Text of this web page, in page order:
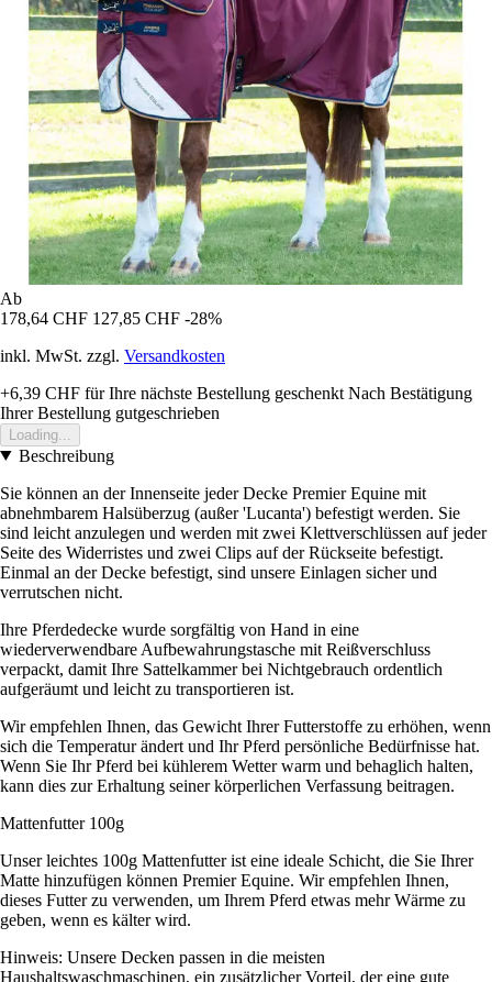
Ab
178,64 CHF 127,85 CHF -28%
inkl. MwSt. zzgl. Versandkosten
+6,39 CHF für Ihre nächste Bestellung geschenkt Nach Bestätigung
Ihrer Bestellung gutgeschrieben
Loading...
Beschreibung
Sie können an der Innenseite jeder Decke Premier Equine mit
abnehmbarem Halsüberzug (außer 'Lucanta') befestigt werden. Sie
sind leicht anzulegen und werden mit zwei Klettverschlüssen auf jeder
Seite des Widerristes und zwei Clips auf der Rückseite befestigt.
Einmal an der Decke befestigt, sind unsere Einlagen sicher und
verrutschen nicht.
Ihre Pferdedecke wurde sorgfältig von Hand in eine
wiederverwendbare Aufbewahrungstasche mit Reißverschluss
verpackt, damit Ihre Sattelkammer bei Nichtgebrauch ordentlich
aufgeräumt und leicht zu transportieren ist.
Wir empfehlen Ihnen, das Gewicht Ihrer Futterstoffe zu erhöhen, wenn
sich die Temperatur ändert und Ihr Pferd persönliche Bedürfnisse hat.
Wenn Sie Ihr Pferd bei kühlerem Wetter warm und behaglich halten,
kann dies zur Erhaltung seiner körperlichen Verfassung beitragen.
Mattenfutter 100g
Unser leichtes 100g Mattenfutter ist eine ideale Schicht, die Sie Ihrer
Matte hinzufügen können Premier Equine. Wir empfehlen Ihnen,
dieses Futter zu verwenden, um Ihrem Pferd etwas mehr Wärme zu
geben, wenn es kälter wird.
Hinweis: Unsere Decken passen in die meisten
Haushaltswaschmaschinen, ein zusätzlicher Vorteil, der eine gute